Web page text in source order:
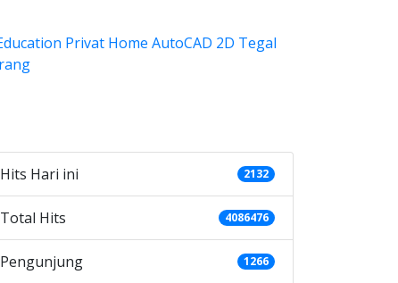
Hits Hari ini 2132
Total Hits 4086476
Pengunjung 1266